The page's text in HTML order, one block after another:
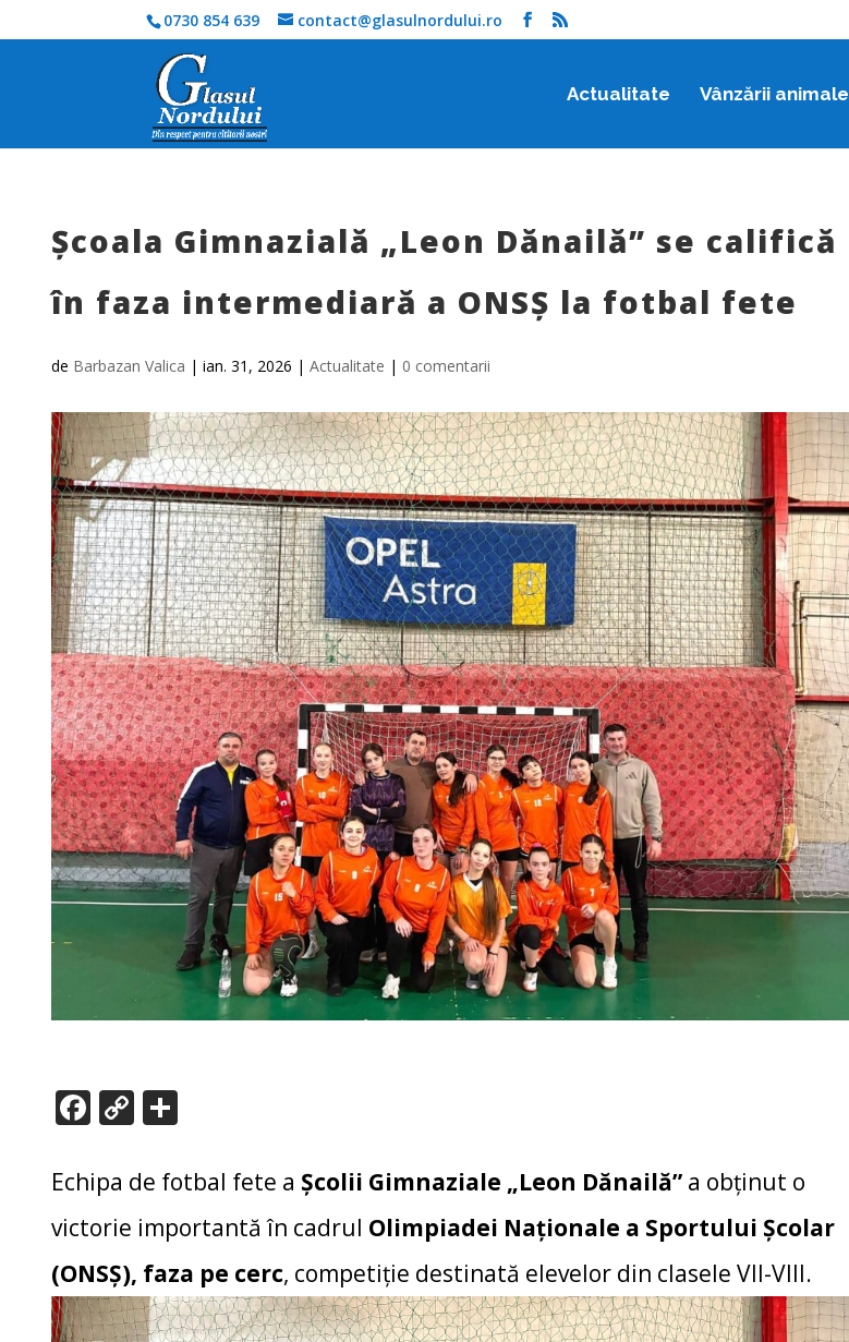
0730 854 639 contact@glasulnordului.ro
Actualitate Vânzării animale
Școala Gimnazială „Leon Dănailă” se califică
în faza intermediară a ONSȘ la fotbal fete
de Barbazan Valica |ian. 31, 2026 |Actualitate | 0 comentarii
F
e
b
o
o
k
C
p
y
Li
n
k
ta
je
az
ă
Echipa de fotbal fete a Școlii Gimnaziale „Leon Dănailă” a obținut o
victorie importantă în cadrul Olimpiadei Naționale a Sportului Școlar
(ONSȘ), faza pe cerc, competiție destinată elevelor din clasele VII-VIII.